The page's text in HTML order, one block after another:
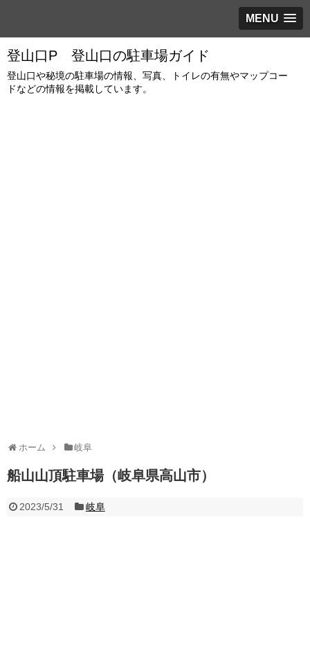
MENU
登山口P 登山口の駐車場ガイド
登山口や秘境の駐車場の情報、写真、トイレの有無やマップコー
ドなどの情報を掲載しています。
ホーム 岐阜
船山山頂駐車場（岐阜県高山市）
2023/5/31 岐阜